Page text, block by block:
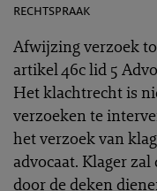
rechtspraak
Afwijzing verzoek
artikel 46c lid 5
Het klachtrecht is
verzoeken te
het verzoek van
advocaat. Klager
door de deken